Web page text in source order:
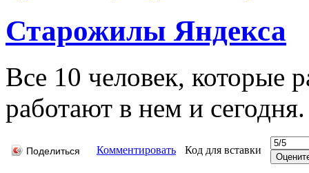
Старожилы Яндекса
Все 10 человек, которые
работают в нем и сегодня.
Поделиться Комментировать Код для вставки